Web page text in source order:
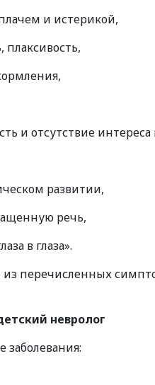
и истерикой,
и отсутствие
развитии,
речь,
в глаза».
перечисленных
невролог